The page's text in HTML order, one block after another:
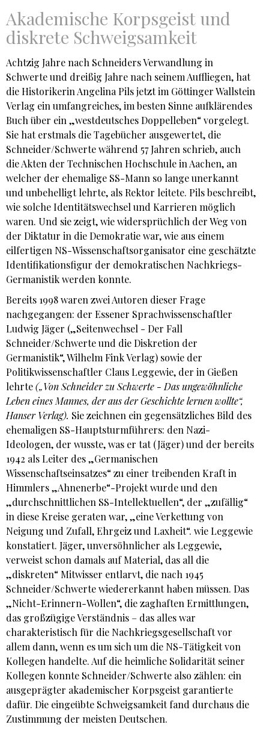
Akademische Korpsgeist und
diskrete Schweigsamkeit
Achtzig Jahre nach Schneiders Verwandlung in
Schwerte und dreißig Jahre nach seinem Auffliegen, hat
die Historikerin Angelina Pils jetzt im Göttinger Wallstein
Verlag ein umfangreiches, im besten Sinne aufklärendes
Buch über ein „westdeutsches Doppelleben“ vorgelegt.
Sie hat erstmals die Tagebücher ausgewertet, die
Schneider/Schwerte während 57 Jahren schrieb, auch
die Akten der Technischen Hochschule in Aachen, an
welcher der ehemalige SS-Mann so lange unerkannt
und unbehelligt lehrte, als Rektor leitete. Pils beschreibt,
wie solche Identitätswechsel und Karrieren möglich
waren. Und sie zeigt, wie widersprüchlich der Weg von
der Diktatur in die Demokratie war, wie aus einem
eilfertigen NS-Wissenschaftsorganisator eine geschätzte
Identifikationsfigur der demokratischen Nachkriegs-
Germanistik werden konnte.
Bereits 1998 waren zwei Autoren dieser Frage
nachgegangen: der Essener Sprachwissenschaftler
Ludwig Jäger („Seitenwechsel - Der Fall
Schneider/Schwerte und die Diskretion der
Germanistik“, Wilhelm Fink Verlag) sowie der
Politikwissenschaftler Claus Leggewie, der in Gießen
lehrte(„Von Schneider zu Schwerte - Das ungewöhnliche
Leben eines Mannes, der aus der Geschichte lernen wollte“,
Hanser Verlag). Sie zeichnen ein gegensätzliches Bild des
ehemaligen SS-Hauptsturmführers: den Nazi-
Ideologen, der wusste, was er tat (Jäger) und der bereits
1942 als Leiter des „Germanischen
Wissenschaftseinsatzes“ zu einer treibenden Kraft in
Himmlers „Ahnenerbe“-Projekt wurde und den
„durchschnittlichen SS-Intellektuellen“, der „zufällig“
in diese Kreise geraten war, „eine Verkettung von
Neigung und Zufall, Ehrgeiz und Laxheit“. wie Leggewie
konstatiert. Jäger, unversöhnlicher als Leggewie,
verweist schon damals auf Material, das all die
„diskreten“ Mitwisser entlarvt, die nach 1945
Schneider/Schwerte wiedererkannt haben müssen. Das
„Nicht-Erinnern-Wollen“, die zaghaften Ermittlungen,
das großzügige Verständnis – das alles war
charakteristisch für die Nachkriegsgesellschaft vor
allem dann, wenn es um sich um die NS-Tätigkeit von
Kollegen handelte. Auf die heimliche Solidarität seiner
Kollegen konnte Schneider/Schwerte also zählen: ein
ausgeprägter akademischer Korpsgeist garantierte
dafür. Die eingeübte Schweigsamkeit fand durchaus die
Zustimmung der meisten Deutschen.